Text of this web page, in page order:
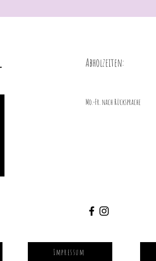
Abholzeiten:
Mo.-Fr. nach Rücksprache
Impressum